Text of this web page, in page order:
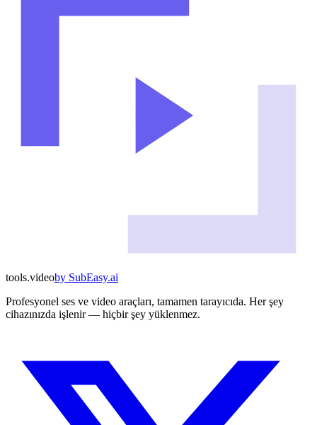
tools.videoby SubEasy.ai
Profesyonel ses ve video araçları, tamamen tarayıcıda. Her şey
cihazınızda işlenir — hiçbir şey yüklenmez.